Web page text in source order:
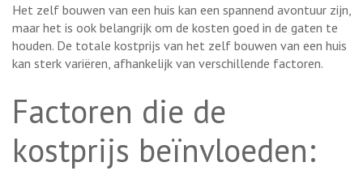
Het zelf bouwen van een huis kan een spannend avontuur zijn,
maar het is ook belangrijk om de kosten goed in de gaten te
houden. De totale kostprijs van het zelf bouwen van een huis
kan sterk variëren, afhankelijk van verschillende factoren.
Factoren die de
kostprijs beïnvloeden: